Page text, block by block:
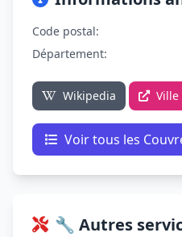
Code postal:
Département:
Wikipedia Ville
Voir tous les
🔧 Autres